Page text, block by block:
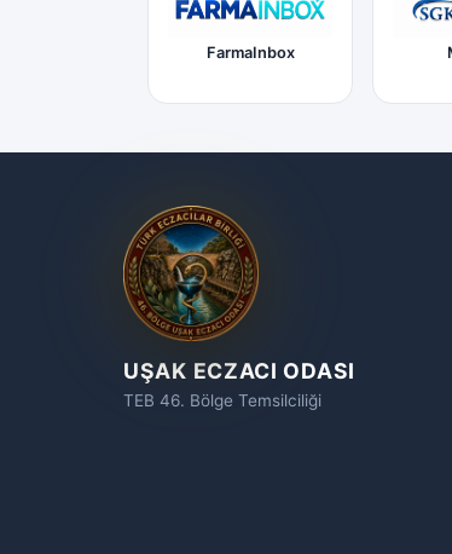
FarmaInbox
UŞAK ECZACI ODASI
TEB 46. Bölge Temsilciliği